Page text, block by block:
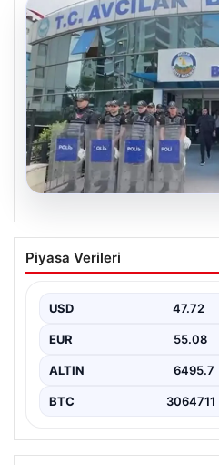
Avcılar
şüpheli gözaltına alındı
Piyasa Verileri
USD 47.72
EUR 55.08
ALTIN 6495.7
BTC 3064711